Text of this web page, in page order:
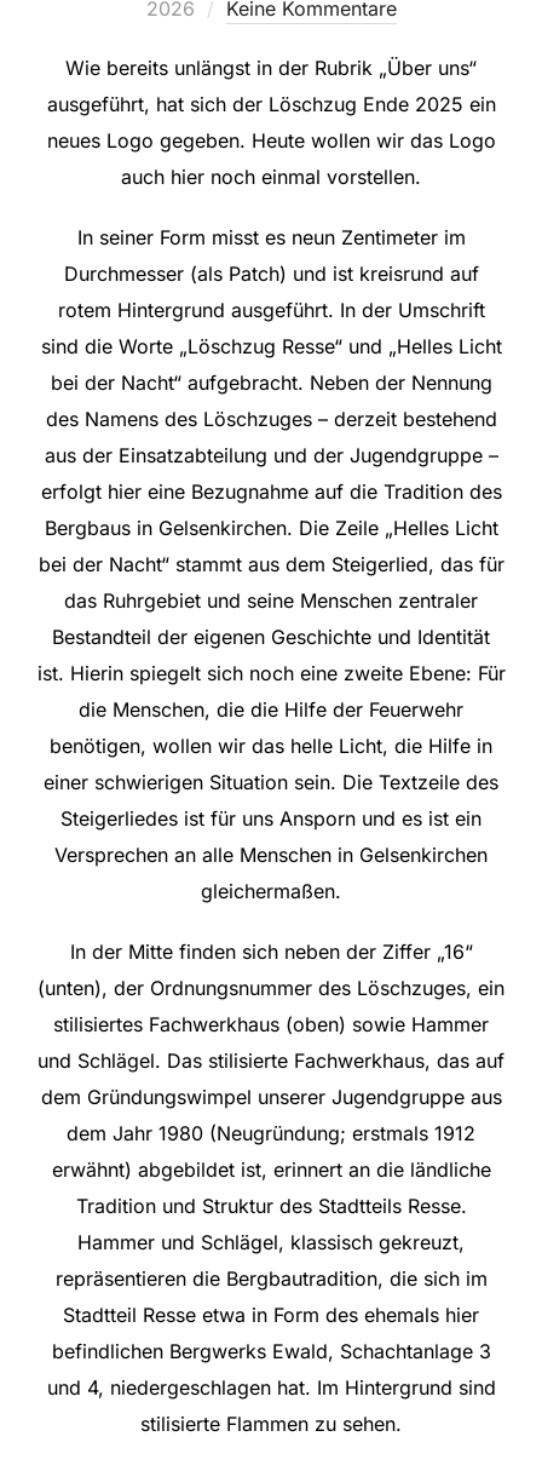
2026 Keine Kommentare
Wie bereits unlängst in der Rubrik „Über uns“
ausgeführt, hat sich der Löschzug Ende 2025 ein
neues Logo gegeben. Heute wollen wir das Logo
auch hier noch einmal vorstellen.
In seiner Form misst es neun Zentimeter im
Durchmesser (als Patch) und ist kreisrund auf
rotem Hintergrund ausgeführt. In der Umschrift
sind die Worte „Löschzug Resse“ und „Helles Licht
bei der Nacht“ aufgebracht. Neben der Nennung
des Namens des Löschzuges – derzeit bestehend
aus der Einsatzabteilung und der Jugendgruppe–
erfolgt hier eine Bezugnahme auf die Tradition des
Bergbaus in Gelsenkirchen. Die Zeile „Helles Licht
bei der Nacht“ stammt aus dem Steigerlied, das für
das Ruhrgebiet und seine Menschen zentraler
Bestandteil der eigenen Geschichte und Identität
ist. Hierin spiegelt sich noch eine zweite Ebene: Für
die Menschen, die die Hilfe der Feuerwehr
benötigen, wollen wir das helle Licht, die Hilfe in
einer schwierigen Situation sein. Die Textzeile des
Steigerliedes ist für uns Ansporn und es ist ein
Versprechen an alle Menschen in Gelsenkirchen
gleichermaßen.
In der Mitte finden sich neben der Ziffer „16“
(unten), der Ordnungsnummer des Löschzuges, ein
stilisiertes Fachwerkhaus (oben) sowie Hammer
und Schlägel. Das stilisierte Fachwerkhaus, das auf
dem Gründungswimpel unserer Jugendgruppeaus
dem Jahr 1980 (Neugründung; erstmals 1912
erwähnt) abgebildet ist, erinnert an die ländliche
Tradition und Struktur des Stadtteils Resse.
Hammer und Schlägel, klassisch gekreuzt,
repräsentieren die Bergbautradition, die sich im
Stadtteil Resse etwa in Form des ehemals hier
befindlichen Bergwerks Ewald, Schachtanlage 3
und 4, niedergeschlagen hat. Im Hintergrund sind
stilisierte Flammen zu sehen.